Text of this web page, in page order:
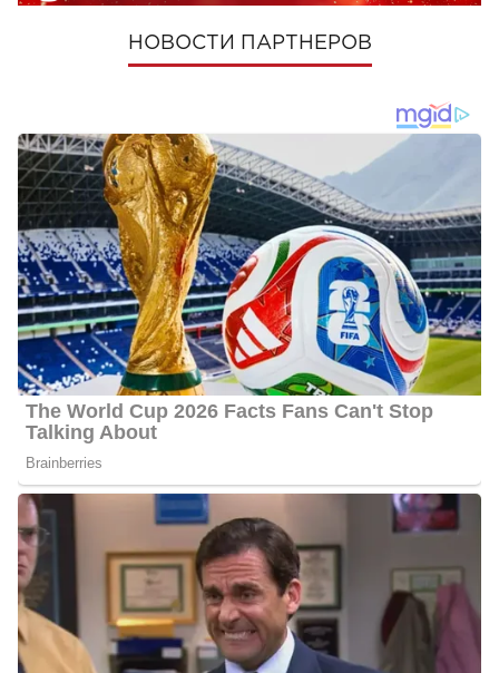
НОВОСТИ ПАРТНЕРОВ